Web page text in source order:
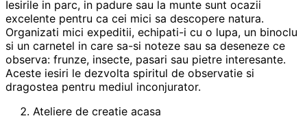
Iesirile in parc, in padure sau la munte sunt ocazii
excelente pentru ca cei mici sa descopere natura.
Organizati mici expeditii, echipati-i cu o lupa, un binoclu
si un carnetel in care sa-si noteze sau sa deseneze ce
observa: frunze, insecte, pasari sau pietre interesante.
Aceste iesiri le dezvolta spiritul de observatie si
dragostea pentru mediul inconjurator.
Ateliere de creatie acasa